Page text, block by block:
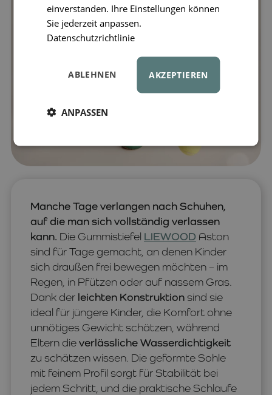
Manche Tage verlangen nach Schuhen,
auf die man sich vollständig verlassen
kann. Die Gummistiefel LIEWOOD Aston
sind für Tage gemacht, an denen Kinder
sich draußen frei bewegen möchten – im
Regen, in Pfützen oder auf nassem Gras.
Dank der leichten Konstruktionsind sie
ideal für jüngere Kinder, die Komfort ohne
unnötiges Gewicht schätzen, während
Eltern dieverlässliche Wasserdichtigkeit
zu schätzen wissen. Die geformte Sohle
mit feinem Profil sorgt für Stabilität bei
jedem Schritt, und die praktische Schlaufe
einverstanden. Ihre Einstellungen können
Sie jederzeit anpassen.
Datenschutzrichtlinie
AKZEPTIEREN
ABLEHNEN
ANPASSEN